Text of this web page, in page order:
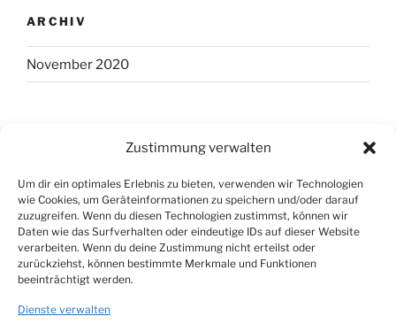
Zustimmung verwalten
Um dir ein optimales Erlebnis zu bieten, verwenden wir Technologien
wie Cookies, um Geräteinformationen zu speichern und/oder darauf
zuzugreifen. Wenn du diesen Technologien zustimmst, können wir
Daten wie das Surfverhalten oder eindeutige IDs auf dieser Website
verarbeiten. Wenn du deine Zustimmung nicht erteilst oder
zurückziehst, können bestimmte Merkmale und Funktionen
beeinträchtigt werden.
Dienste verwalten
ARCHIV
November 2020
META
Anmelden
Eintrags-Feed